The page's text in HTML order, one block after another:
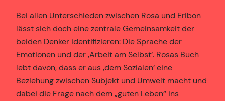
Bei allen Unterschieden zwischen Rosa und Eribon
lässt sich doch eine zentrale Gemeinsamkeit der
beiden Denker identifizieren: Die Sprache der
Emotionen und der ‚Arbeit am Selbst‘. Rosas Buch
lebt davon, dass er aus ‚dem Sozialen‘ eine
Beziehung zwischen Subjekt und Umwelt macht und
dabei die Frage nach dem „guten Leben“ ins